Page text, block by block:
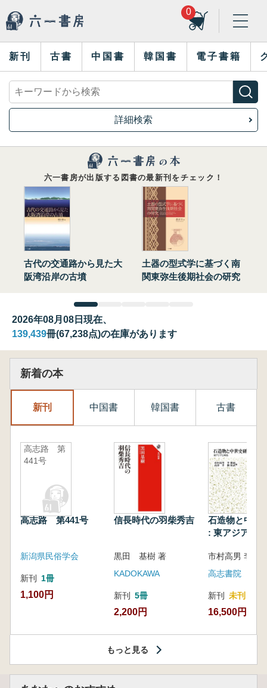
0
新刊 古書 中国書 韓国書 電子書籍
詳細検索
六一書房が出版する図書の最新刊をチェック！
古代の交通路から見た大
阪湾沿岸の古墳
土器の型式学に基づく南
関東弥生後期社会の研究
2026年08月08日現在、
139,439冊(67,238点)の在庫があります
新着の本
新刊 中国書 韓国書 古書
高志路 第
441号
高志路 第441号
新潟県民俗学会
新刊 1冊
1,100円
信長時代の羽柴秀吉
黒田 基樹 著
KADOKAWA
新刊 5冊
2,200円
石造物と中世
: 東アジアと
高志書院
新刊 未刊
16,500円
もっと見る